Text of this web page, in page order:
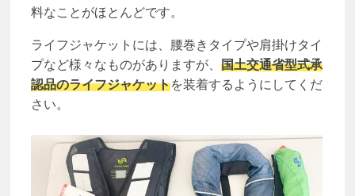
料なことがほとんどです。
ライフジャケットには、腰巻きタイプや肩掛けタイ
プなど様々なものがありますが、 国土交通省型式承
認品のライフジャケットを装着するようにしてくだ
さい。